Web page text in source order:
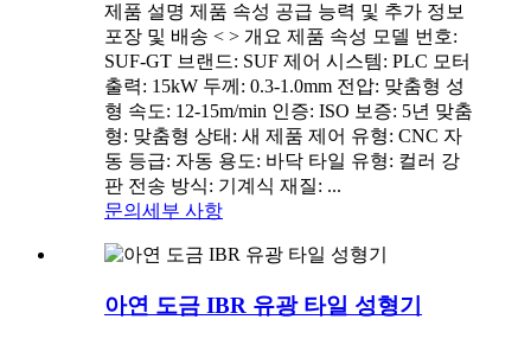
제품 설명 제품 속성 공급 능력 및 추가 정보
포장 및 배송 < > 개요 제품 속성 모델 번호:
SUF-GT 브랜드: SUF 제어 시스템: PLC 모터
출력: 15kW 두께: 0.3-1.0mm 전압: 맞춤형 성
형 속도: 12-15m/min 인증: ISO 보증: 5년 맞춤
형: 맞춤형 상태: 새 제품 제어 유형: CNC 자
동 등급: 자동 용도: 바닥 타일 유형: 컬러 강
판 전송 방식: 기계식 재질: ...
문의 세부 사항
아연 도금 IBR 유광 타일 성형기